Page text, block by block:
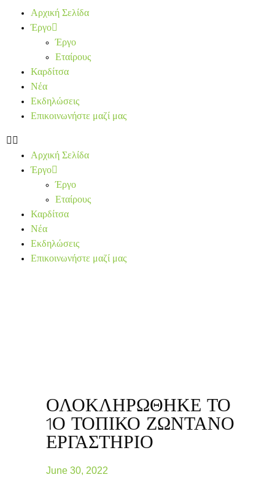
Αρχική Σελίδα
Έργο
Έργο
Εταίρους
Καρδίτσα
Νέα
Εκδηλώσεις
Επικοινωνήστε μαζί μας
Αρχική Σελίδα
Έργο
Έργο
Εταίρους
Καρδίτσα
Νέα
Εκδηλώσεις
Επικοινωνήστε μαζί μας
ΟΛΟΚΛΗΡΏΘΗΚΕ ΤΟ
1Ο ΤΟΠΙΚΌ ΖΩΝΤΑΝΌ
ΕΡΓΑΣΤΉΡΙΟ
June 30, 2022